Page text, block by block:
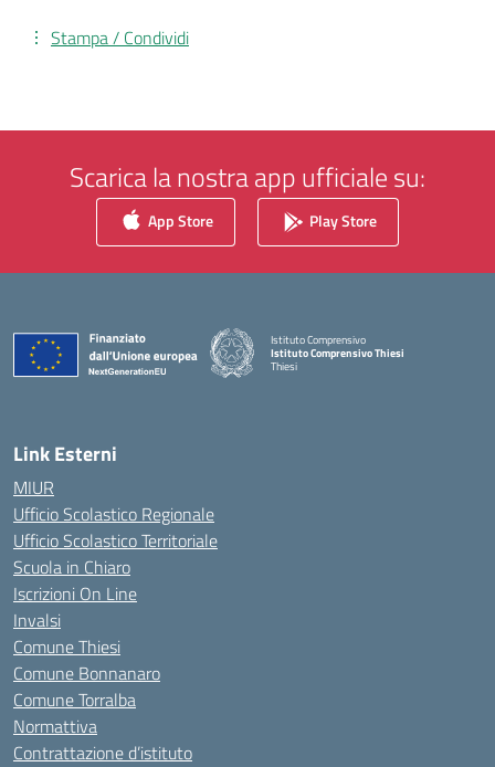
Stampa / Condividi
Scarica la nostra app ufficiale su:
App Store Play Store
Istituto Comprensivo
Istituto Comprensivo Thiesi
Thiesi
Link Esterni
MIUR
Ufficio Scolastico Regionale
Ufficio Scolastico Territoriale
Scuola in Chiaro
Iscrizioni On Line
Invalsi
Comune Thiesi
Comune Bonnanaro
Comune Torralba
Normattiva
Contrattazione d’istituto